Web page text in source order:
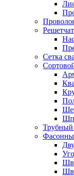
Сетка
Трубный